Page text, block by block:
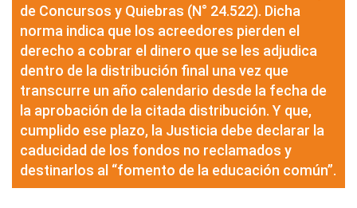
de Concursos y Quiebras (N° 24.522). Dicha
norma indica que los acreedores pierden el
derecho a cobrar el dinero que se les adjudica
dentro de la distribución final una vez que
transcurre un año calendario desde la fecha de
la aprobación de la citada distribución. Y que,
cumplido ese plazo, la Justicia debe declarar la
caducidad de los fondos no reclamados y
destinarlos al “fomento de la educación común”.